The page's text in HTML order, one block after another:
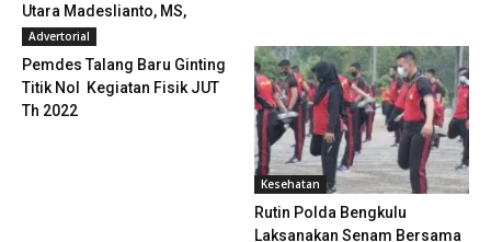
Utara Madeslianto, MS,
S.Sos.,...
Advertorial
Pemdes Talang Baru Ginting
Titik Nol Kegiatan Fisik JUT
Th 2022
Kesehatan
Rutin Polda Bengkulu
Laksanakan Senam Bersama